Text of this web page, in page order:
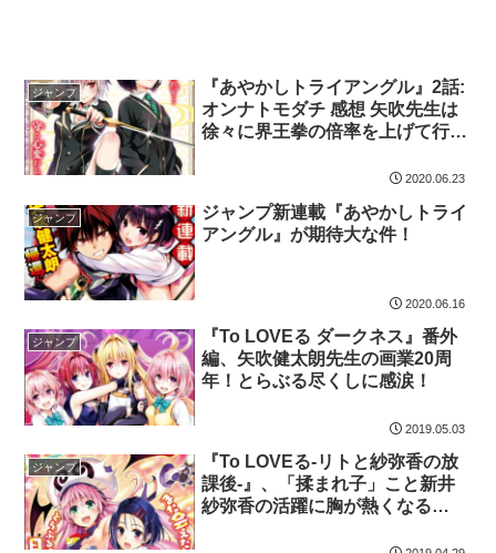
ジャンプ
『あやかしトライアングル』2話:
オンナトモダチ 感想 矢吹先生は
徐々に界王拳の倍率を上げて行く
2020.06.23
ジャンプ
ジャンプ新連載『あやかしトライ
アングル』が期待大な件！
2020.06.16
ジャンプ
『To LOVEる ダークネス』番外
編、矢吹健太朗先生の画業20周
年！とらぶる尽くしに感涙！
2019.05.03
ジャンプ
『To LOVEる-リトと紗弥香の放
課後-』、「揉まれ子」こと新井
紗弥香の活躍に胸が熱くなる